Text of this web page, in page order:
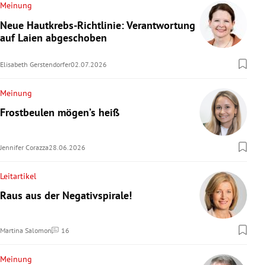
Meinung
Neue Hautkrebs-Richtlinie: Verantwortung
auf Laien abgeschoben
Elisabeth Gerstendorfer02.07.2026
Meinung
Frostbeulen mögen’s heiß
Jennifer Corazza28.06.2026
Leitartikel
Raus aus der Negativspirale!
Martina Salomon 16
Kommentare
Meinung